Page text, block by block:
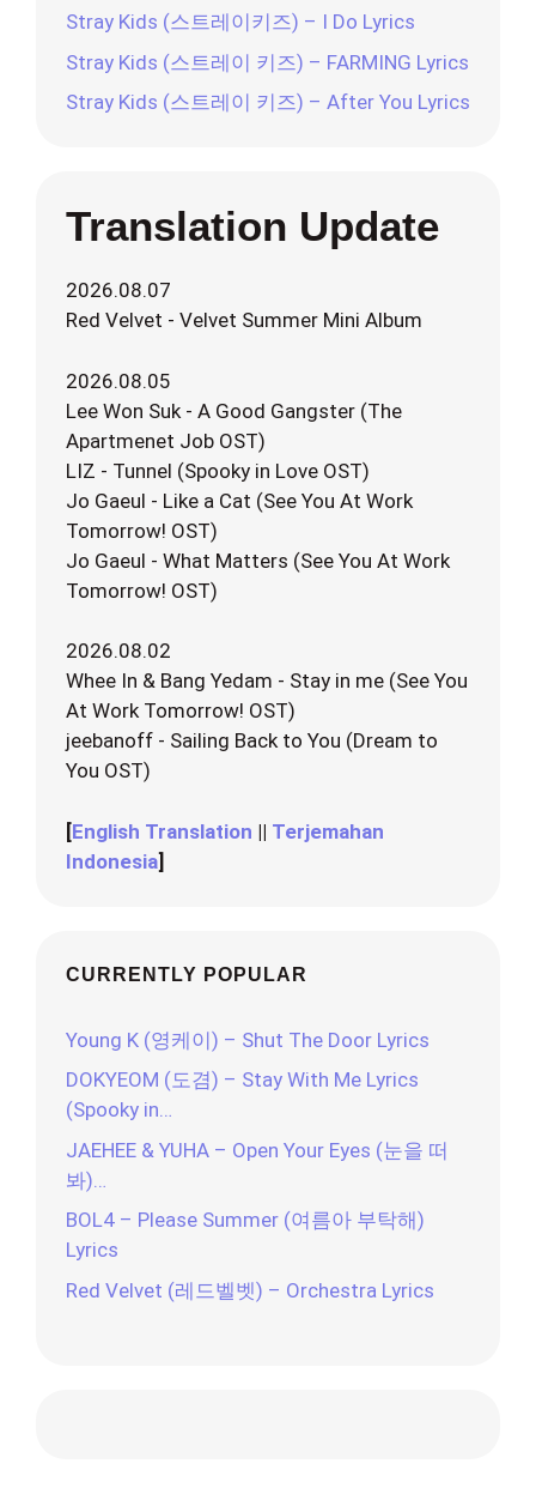
Stray Kids (스트레이키즈) – I Do Lyrics
Stray Kids (스트레이 키즈) – FARMING Lyrics
Stray Kids (스트레이 키즈) – After You Lyrics
Translation Update
2026.08.07
Red Velvet - Velvet Summer Mini Album
2026.08.05
Lee Won Suk - A Good Gangster (The
Apartmenet Job OST)
LIZ - Tunnel (Spooky in Love OST)
Jo Gaeul - Like a Cat (See You At Work
Tomorrow! OST)
Jo Gaeul - What Matters (See You At Work
Tomorrow! OST)
2026.08.02
Whee In & Bang Yedam - Stay in me (See You
At Work Tomorrow! OST)
jeebanoff - Sailing Back to You (Dream to
You OST)
[English Translation || Terjemahan
Indonesia]
CURRENTLY POPULAR
Young K (영케이) – Shut The Door Lyrics
DOKYEOM (도겸) – Stay With Me Lyrics
(Spooky in…
JAEHEE & YUHA – Open Your Eyes (눈을 떠
봐)…
BOL4 – Please Summer (여름아 부탁해)
Lyrics
Red Velvet (레드벨벳) – Orchestra Lyrics